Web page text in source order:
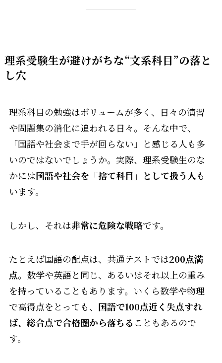
理系受験生が避けがちな“文系科目”の落と
し穴
理系科目の勉強はボリュームが多く、日々の演習
や問題集の消化に追われる日々。そんな中で、
「国語や社会まで手が回らない」と感じる人も多
いのではないでしょうか。実際、理系受験生のな
かには国語や社会を「捨て科目」として扱う人も
います。
しかし、それは非常に危険な戦略です。
たとえば国語の配点は、共通テストでは200点満
点。数学や英語と同じ、あるいはそれ以上の重み
を持っていることもあります。いくら数学や物理
で高得点をとっても、 国語で100点近く失点すれ
ば、総合点で合格圏から落ちる こともあるので
す。